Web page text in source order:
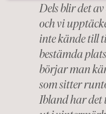
Dels blir det
och vi
inte kände till
bestämda
börjar man
som sitter
Ibland har det